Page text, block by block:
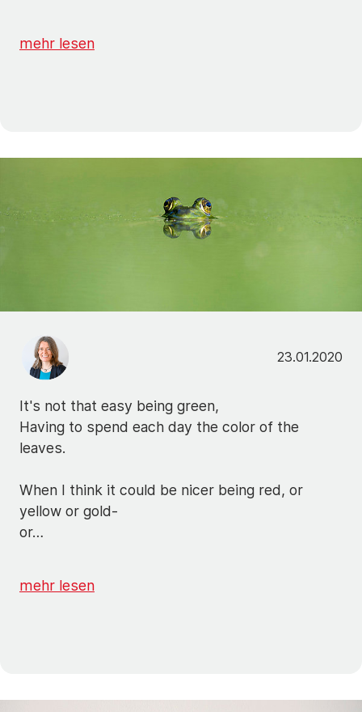
mehr lesen
23.01.2020
It's not that easy being green,
Having to spend each day the color of the
leaves.
When I think it could be nicer being red, or
yellow or gold-
or…
mehr lesen